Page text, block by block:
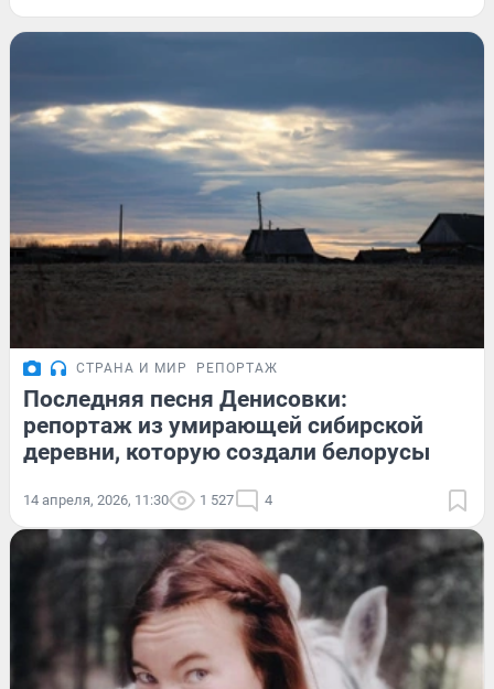
СТРАНА И МИР РЕПОРТАЖ
Последняя песня Денисовки:
репортаж из умирающей сибирской
деревни, которую создали белорусы
14 апреля, 2026, 11:30 1 527 4